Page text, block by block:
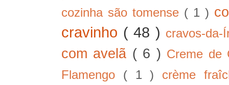
cozinha são tomense ( 1 )
cravinho ( 48 ) cravos-
com avelã ( 6 ) Creme de
Flamengo ( 1 ) crème